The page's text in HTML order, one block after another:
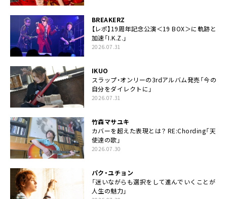
BREAKERZ
【レポ】19周年記念公演＜19 BOX＞に軌跡と
加速「I.K.Z.」
2026.07.31
IKUO
スラップ・オンリーの3rdアルバム発売「今の
自分をダイレクトに」
2026.07.31
竹森マサユキ
カバーを超えた表現とは？ RE:Chording「天
使達の歌」
2026.07.30
パク・ユチョン
「迷いながらも選択をして進んでいくことが
人生の魅力」